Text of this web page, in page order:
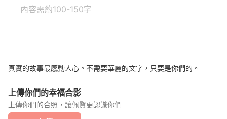
真實的故事最感動人心。不需要華麗的文字，只要是你們的。
上傳你們的幸福合影
上傳你們的合照，讓佩賢更認識你們